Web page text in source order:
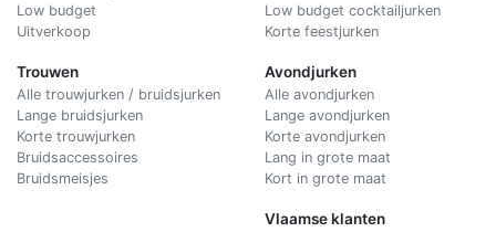
Low budget
Uitverkoop
Trouwen
Alle trouwjurken / bruidsjurken
Lange bruidsjurken
Korte trouwjurken
Bruidsaccessoires
Bruidsmeisjes
Low budget cocktailjurken
Korte feestjurken
Avondjurken
Alle avondjurken
Lange avondjurken
Korte avondjurken
Lang in grote maat
Kort in grote maat
Vlaamse klanten